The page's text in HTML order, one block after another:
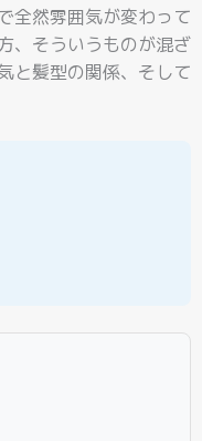
全然雰囲気が変わって
、そういうものが混ざ
と髪型の関係、そして